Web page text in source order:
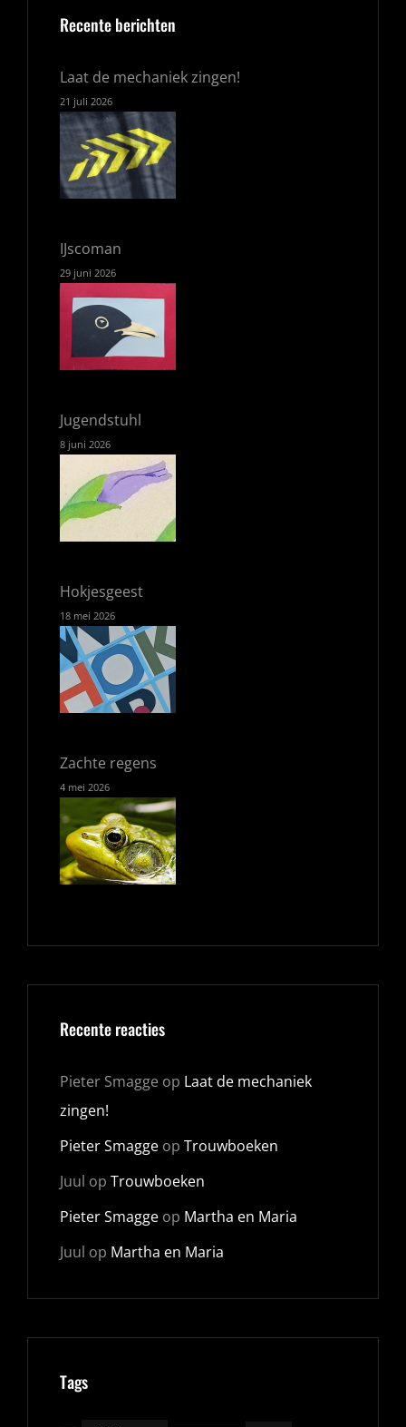
Recente berichten
Laat de mechaniek zingen!
21 juli 2026
IJscoman
29 juni 2026
Jugendstuhl
8 juni 2026
Hokjesgeest
18 mei 2026
Zachte regens
4 mei 2026
Recente reacties
Pieter Smagge op Laat de mechaniek
zingen!
Pieter Smagge op Trouwboeken
Juul op Trouwboeken
Pieter Smagge op Martha en Maria
Juul op Martha en Maria
Tags